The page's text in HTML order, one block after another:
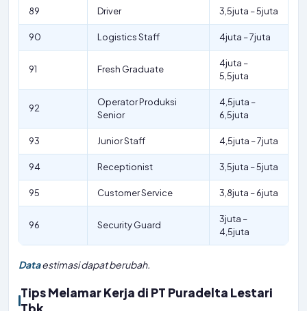
89 Driver 3,5juta – 5juta
90 Logistics Staff 4juta – 7juta
91 Fresh Graduate
4juta –
5,5juta
92
Operator Produksi
Senior
4,5juta –
6,5juta
93 Junior Staff 4,5juta – 7juta
94 Receptionist 3,5juta – 5juta
95 Customer Service 3,8juta – 6juta
96 Security Guard
3juta –
4,5juta
Dataestimasi dapat berubah.
Tips Melamar Kerja di PT Puradelta Lestari